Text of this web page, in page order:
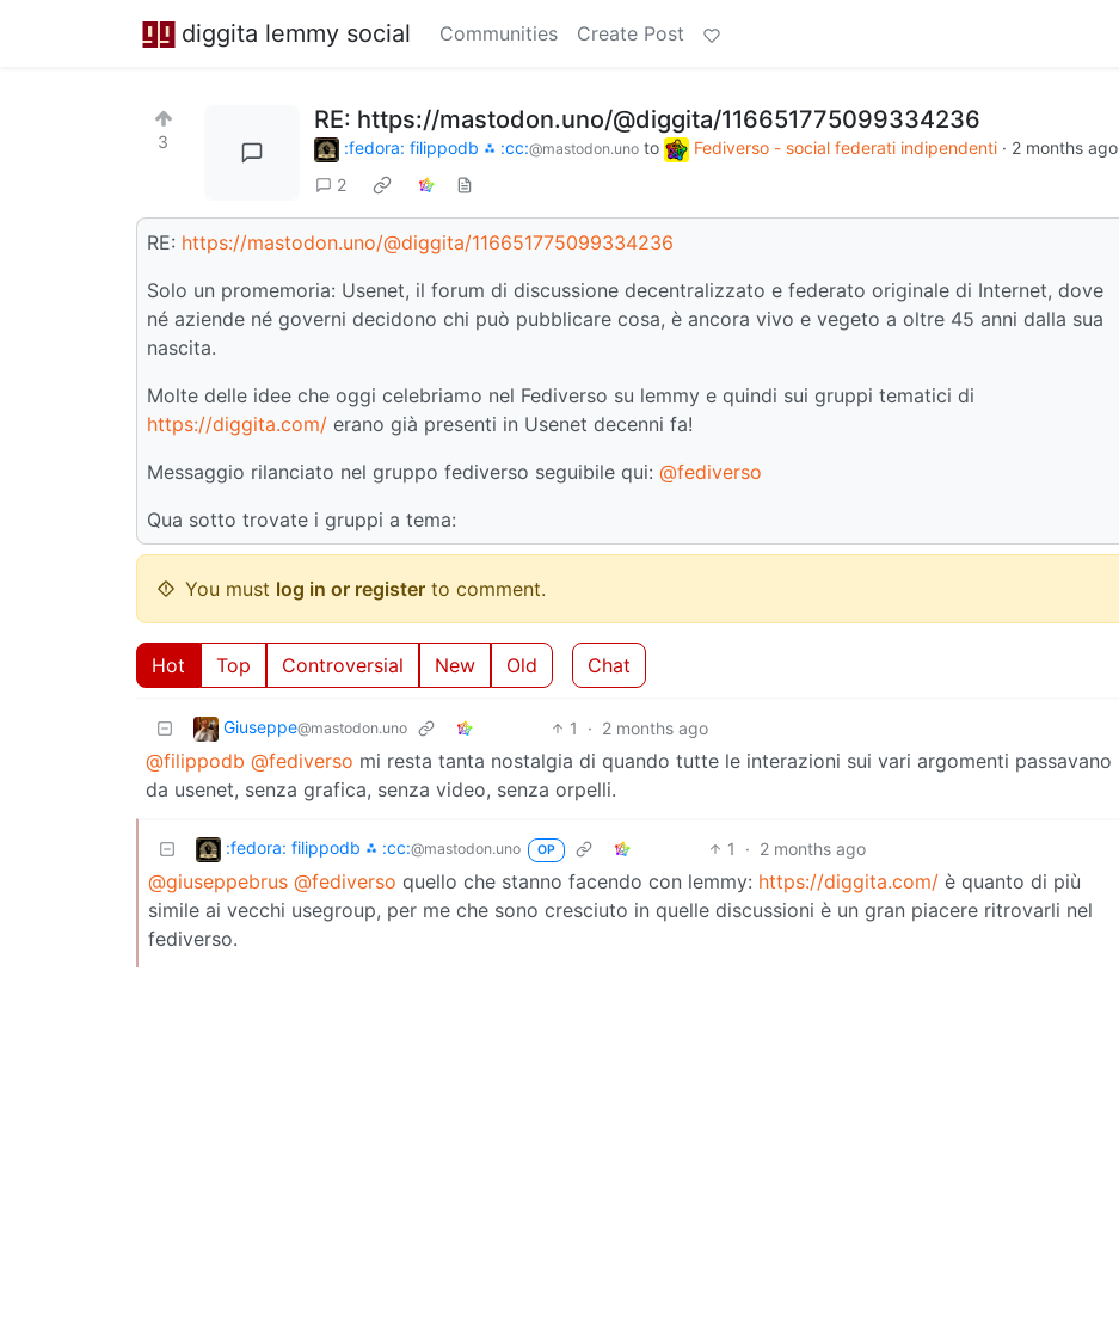
diggita lemmy social Communities Create Post
3
RE: https://mastodon.uno/@diggita/116651775099334236
:fedora: filippodb ⁂ :cc:@mastodon.uno to Fediverso - social federati indipendenti · 2 months ago
2
RE: https://mastodon.uno/@diggita/116651775099334236
Solo un promemoria: Usenet, il forum di discussione decentralizzato e federato originale di Internet, dove
né aziende né governi decidono chi può pubblicare cosa, è ancora vivo e vegeto a oltre 45 anni dalla sua
nascita.
Molte delle idee che oggi celebriamo nel Fediverso su lemmy e quindi sui gruppi tematici di
https://diggita.com/ erano già presenti in Usenet decenni fa!
Messaggio rilanciato nel gruppo fediverso seguibile qui: @fediverso
Qua sotto trovate i gruppi a tema:
You must log in or register to comment.
Hot Top Controversial New Old Chat
Giuseppe@mastodon.uno 1 · 2 months ago
@filippodb @fediverso mi resta tanta nostalgia di quando tutte le interazioni sui vari argomenti passavano
da usenet, senza grafica, senza video, senza orpelli.
:fedora: filippodb ⁂ :cc:@mastodon.uno OP 1 · 2 months ago
@giuseppebrus @fediverso quello che stanno facendo con lemmy: https://diggita.com/ è quanto di più
simile ai vecchi usegroup, per me che sono cresciuto in quelle discussioni è un gran piacere ritrovarli nel
fediverso.